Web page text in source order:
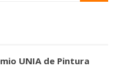
UNIA de Pintura